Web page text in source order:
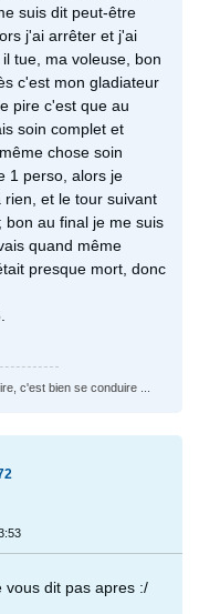
suis dit peut-être
j'ai arrêter et j'ai
tue, ma voleuse, bon
c'est mon gladiateur
pire c'est que au
soin complet et
chose soin
1 perso, alors je
et le tour suivant
bon au final je me suis
quand même
presque mort, donc
c'est bien se conduire ...
vous dit pas apres :/